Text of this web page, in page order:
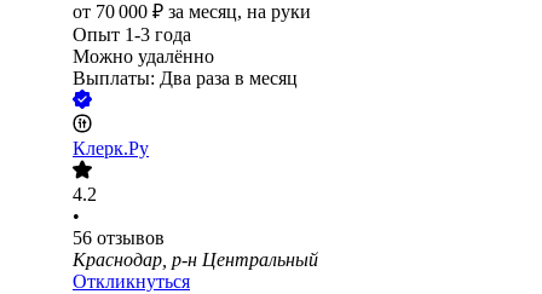
от 70 000 ₽ за месяц, на руки
Опыт 1-3 года
Можно удалённо
Выплаты: Два раза в месяц
Клерк.Ру
4.2
•
56 отзывов
Краснодар, р-н Центральный
Откликнуться